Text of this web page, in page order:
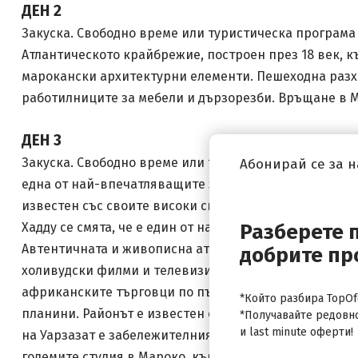
ДЕН 2
Закуска. Свободно време или туристическа
Атлантическото крайбрежие, построен през 18 век,
марокански архитектурни елементи. Пешеходна
работилниците за мебели и дързорезби. Връщане в
ДЕН 3
Закуска. Свободно време или туристическа
една от най-впечатляващите забележителности по
известен със своите високи сгради от глина,
Хадду се смята, че е един от най-ярките примери
Автентичната и живописна атмосфера на тази
холивудски филми и телевизионни сериали.
африканските търговци по пътя им към северната
планини. Районът е известен още и със своите
на Уарзазат е забележителният дворец-крепост на
Абонирай се за
Разберете
добрите
*Който разбира
*Получавайте
и last minute оферти!